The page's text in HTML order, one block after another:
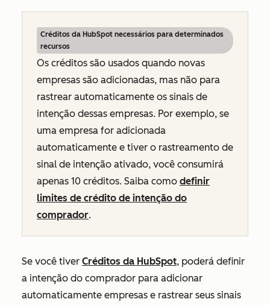
Créditos da HubSpot necessários para determinados
recursos
Os créditos são usados quando novas
empresas são adicionadas, mas não para
rastrear automaticamente os sinais de
intenção dessas empresas. Por exemplo, se
uma empresa for adicionada
automaticamente e tiver o rastreamento de
sinal de intenção ativado, você consumirá
apenas 10 créditos. Saiba como definir
limites de crédito de intenção do
comprador.
Se você tiver Créditos da HubSpot, poderá definir
a intenção do comprador para adicionar
automaticamente empresas e rastrear seus sinais